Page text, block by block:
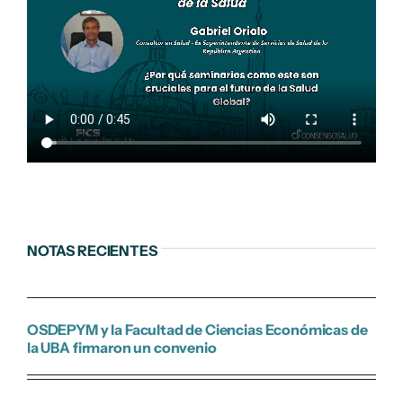
NOTAS RECIENTES
OSDEPYM y la Facultad de Ciencias Económicas de
la UBA firmaron un convenio